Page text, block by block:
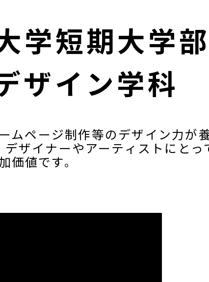
学短期大学
ザイン学科
ムページ制作等のデザイン力が
ザイナーやアーティストにとっ
価値です。